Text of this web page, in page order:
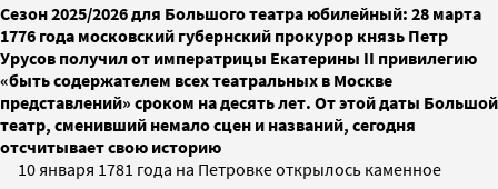
Сезон 2025/2026 для Большого театра юбилейный: 28 марта
1776 года московский губернский прокурор князь Петр
Урусов получил от императрицы Екатерины II привилегию
«быть содержателем всех театральных в Москве
представлений» сроком на десять лет. От этой даты Большой
театр, сменивший немало сцен и названий, сегодня
отсчитывает свою историю
10 января 1781 года на Петровке открылось каменное